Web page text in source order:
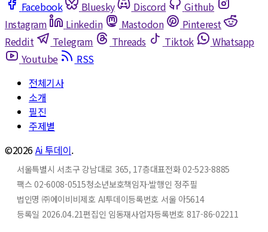
Facebook Bluesky Discord
Github
Instagram
Linkedin Mastodon
Pinterest
Reddit
Telegram Threads Tiktok
Whatsapp
Youtube
RSS
전체기사
소개
필진
주제별
©2026Ai 투데이.
서울특별시 서초구 강남대로 365, 17층대표전화 02-523-8885
팩스 02-6008-0515청소년보호책임자·발행인 정주필
법인명 ㈜에이비비제호 AI투데이등록번호 서울 아5614
등록일 2026.04.21편집인 임동재사업자등록번호 817-86-02211